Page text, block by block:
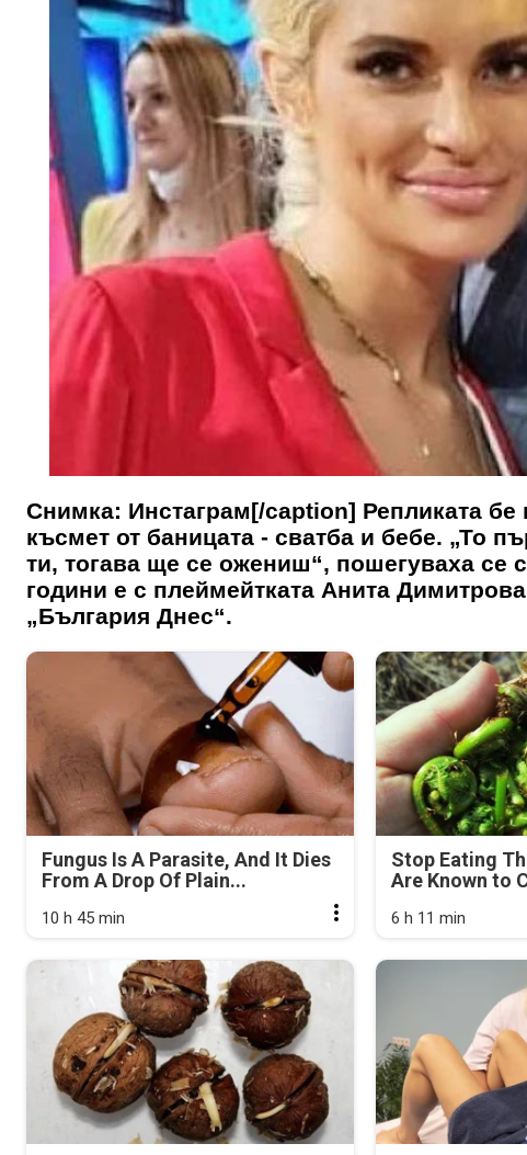
Снимка: Инстаграм[/caption] Репликата бе
късмет от баницата - сватба и бебе. „То
ти, тогава ще се ожениш“, пошегуваха се
години е с плеймейтката Анита
„България Днес“.
Fungus Is A Parasite, And It Dies
From A Drop Of Plain...
10 h 45 min
Stop Eating
Are Known to
6 h 11 min